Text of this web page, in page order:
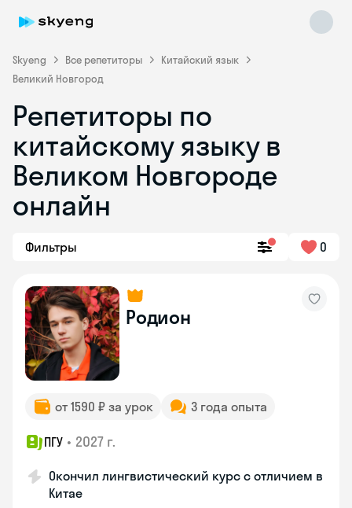
Skyeng Все репетиторы
Китайский язык
Великий Новгород
Репетиторы по
китайскому языку в
Великом Новгороде
онлайн
Фильтры 0
Родион
от 1590 ₽ за урок 3 года опыта
ПГУ • 2027 г.
Окончил лингвистический курс с отличием в
Китае
Skyeng Chat